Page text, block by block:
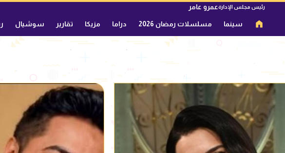
رئيس مجلس الإدارةعمرو عامر
سينما مسلسلات رمضان 2026 دراما مزيكا تقارير سوشيال